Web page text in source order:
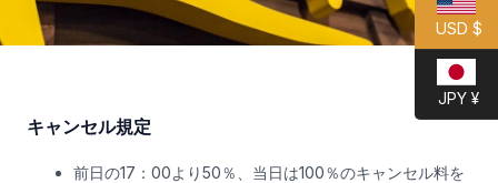
キャンセル規定
前日の17：00より50％、当日は100％のキャンセル料を
USD $
JPY ¥